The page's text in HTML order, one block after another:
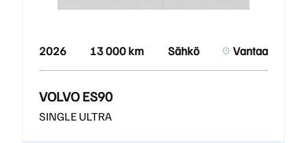
2026 13 000 km Sähkö Vantaa
VOLVO ES90
SINGLE ULTRA